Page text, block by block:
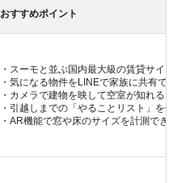
おすすめポイント
・スーモと並ぶ国内最大級の賃貸サイ
・気になる物件をLINEで家族に共有で
・カメラで建物を映して空室が知れる
・引越しまでの「やることリスト」を
・AR機能で窓や床のサイズを計測でき